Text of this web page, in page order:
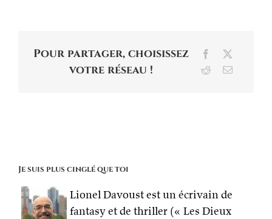
Pour partager, choisissez
votre réseau !
Facebook
RedditEmail
Je suis plus cinglé que toi
Lionel Davoust est un écrivain de
fantasy et de thriller (« Les Dieux